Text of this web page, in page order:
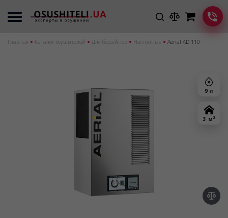
Главная Каталог осушителей Для бассейнов Настенные Aerial AD 110
9 л
3 м 2